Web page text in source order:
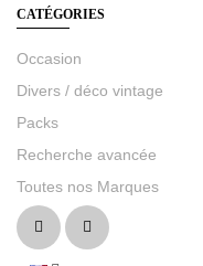
CATÉGORIES
Occasion
Divers / déco vintage
Packs
Recherche avancée
Toutes nos Marques